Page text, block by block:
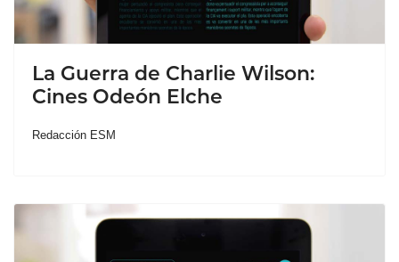
La Guerra de Charlie Wilson:
Cines Odeón Elche
Redacción ESM